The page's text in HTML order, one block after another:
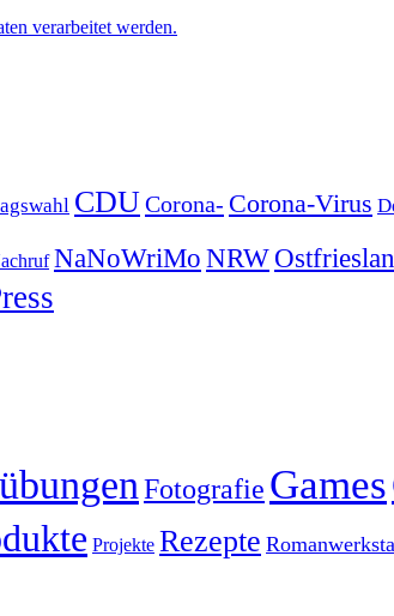
verarbeitet werden.
CDUCorona- Corona-Virus
NaNoWriMo NRW
Fotografie Games
Projekte Rezepte